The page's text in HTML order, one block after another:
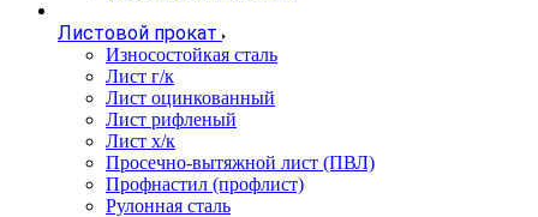
Листовой прокат
Износостойкая сталь
Лист г/к
Лист оцинкованный
Лист рифленый
Лист х/к
Просечно-вытяжной лист (ПВЛ)
Профнастил (профлист)
Рулонная сталь